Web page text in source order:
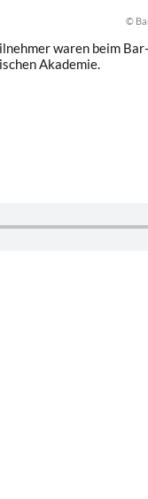
©
waren beim
Akademie.